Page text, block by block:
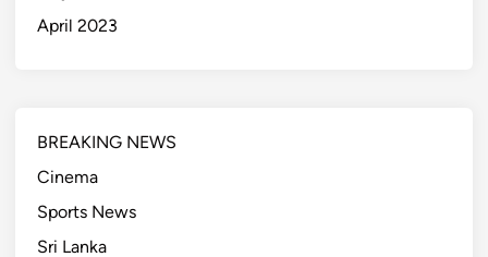
April 2023
BREAKING NEWS
Cinema
Sports News
Sri Lanka